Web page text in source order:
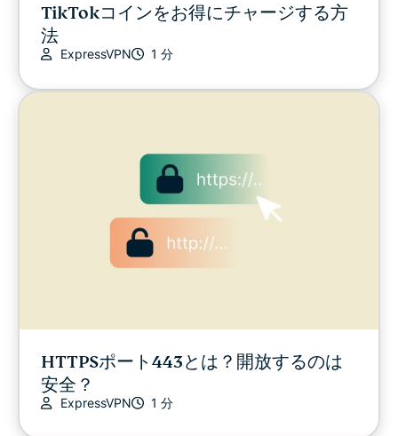
VPNガイド
TikTokコインをお得にチャージする方
法
ExpressVPN 1 分
HTTPSポート443とは？開放するのは
安全？
ExpressVPN 1 分